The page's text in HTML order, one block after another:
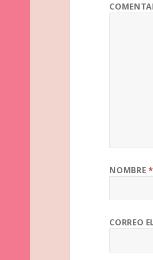
NOMBRE *
CORREO